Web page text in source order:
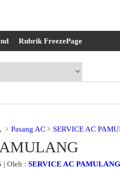
Rubrik FreezePage
, Pasang AC SERVICE AC
| Oleh : SERVICE AC